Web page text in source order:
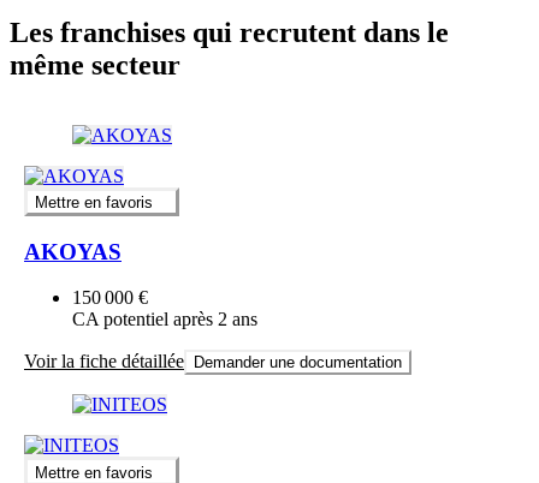
Les franchises qui recrutent dans le
même secteur
Mettre en favoris
AKOYAS
150 000 €
CA potentiel après 2 ans
Voir la fiche détaillée Demander une documentation
Mettre en favoris